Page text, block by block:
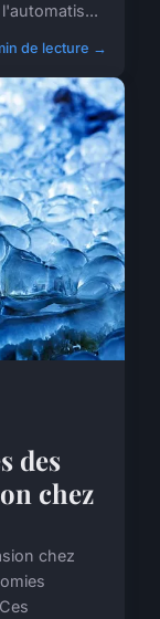
de lecture →
des
chez
chez